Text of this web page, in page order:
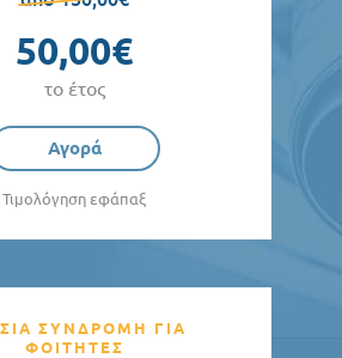
50,00€
το έτος
Αγορά
Τιμολόγηση εφάπαξ
ΣΥΝΔΡΟΜΗ ΓΙΑ
ΦΟΙΤΗΤΕΣ